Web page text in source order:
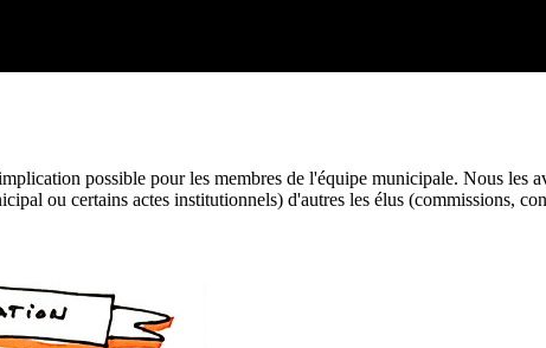
possible pour les membres de l'équipe municipale. Nous les
ou certains actes institutionnels) d'autres les élus (commissions,